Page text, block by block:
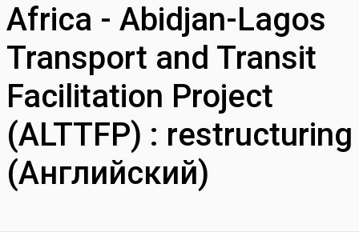
Africa - Abidjan-Lagos
Transport and Transit
Facilitation Project
(ALTTFP) : restructuring
(Английский)